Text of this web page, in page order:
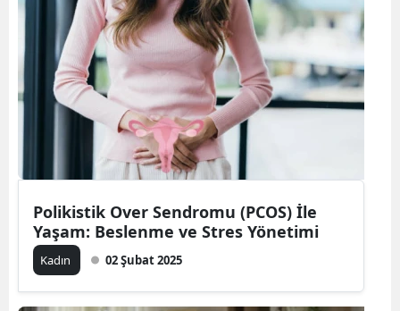
Gümüşhane
Hakkari
Hatay
İstanbul
Polikistik Over Sendromu (PCOS) İle
Yaşam: Beslenme ve Stres Yönetimi
Kadın 02 Şubat 2025